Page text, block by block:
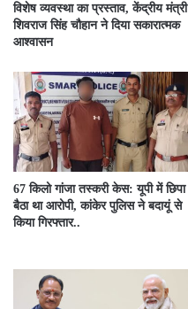
विशेष व्यवस्था का प्रस्ताव, केंद्रीय मंत्री
शिवराज सिंह चौहान ने दिया सकारात्मक
आश्वासन
67 किलो गांजा तस्करी केस: यूपी में छिपा
बैठा था आरोपी, कांकेर पुलिस ने बदायूं से
किया गिरफ्तार..